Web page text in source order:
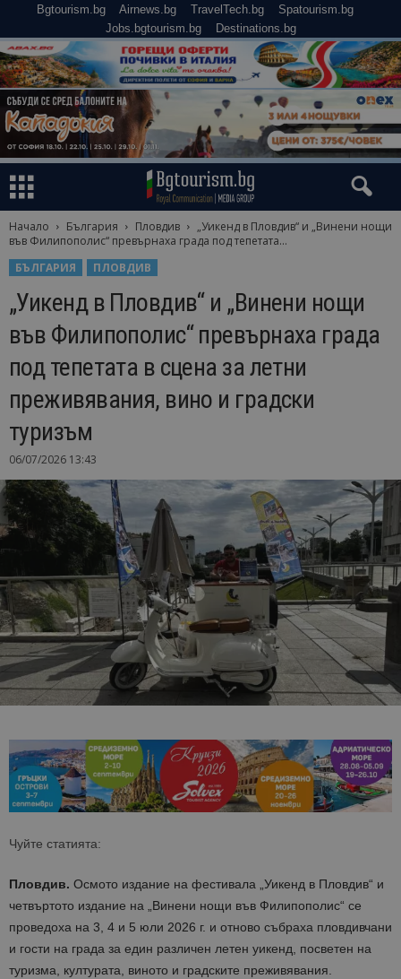
Bgtourism.bg Airnews.bg TravelTech.bg
Spatourism.bg
Jobs.bgtourism.bg
Destinations.bg
Начало България Пловдив
„Уикенд в Пловдив“ и „Винени нощи
във Филипополис“ превърнаха града под тепетата...
БЪЛГАРИЯ
ПЛОВДИВ
„Уикенд в Пловдив“ и „Винени нощи
във Филипополис“ превърнаха града
под тепетата в сцена за летни
преживявания, вино и градски
туризъм
06/07/2026 13:43
Чуйте статията:
Пловдив. Осмото издание на фестивала „Уикенд в Пловдив“ и
четвъртото издание на „Винени нощи във Филипополис“ се
проведоха на 3, 4 и 5 юли 2026 г. и отново събраха пловдивчани
и гости на града за един различен летен уикенд, посветен на
туризма, културата, виното и градските преживявания.